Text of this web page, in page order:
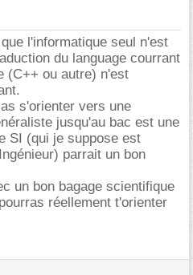
l'informatique seul n'est
du language courrant
(C++ ou autre) n'est
s'orienter vers une
jusqu'au bac est une
SI (qui je suppose est
parrait un bon
un bon bagage scientifique
réellement t'orienter